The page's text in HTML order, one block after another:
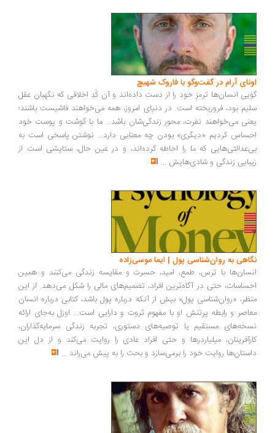
آرام در گفت‌وگو با فاروک شهیچ‭
انسان‌ها ترمزِ خود را از دست داده‌اند و آن کُدِ اخلاقی که نگهبان عقل
بود، فروریخته است. در دنیای امروز، همه می‌خواهند فاشیست باشند؛
می‌خواهند نفرت، محورِ زندگی‌شان باشد... ما با گوشت و پوست خود
کردیم «دیگری» بودن چه معنایی دارد... نوشتن پاسخی است به
که ما را احاطه کرده‌اند، و در عین حال، ستایشی است از
زندگی و شادی‌هایش...
به روان‌شناسی پول | ایما موسی‌زاده
با ترس، طمع، امید، حسرت و مقایسه زندگی می‌کنند و همین
حتی در آگاه‌ترین افراد، تصمیم‌های مالی را شکل می‌دهد. از این
«روان‌شناسی پول» بیش از آنکه درباره پول باشد، کتابی درباره انسان
و رابطه پرتنش او با مفهوم ثروت و دارایی است... اوزل به‌جای ارائه
مستقیم یا توصیه‌های دستوری، تجربه زندگی سرمایه‌گذاران،
میلیاردرها و حتی افراد عادی را روایت می‌کند و از دل این
روایت خود را برمی‌سازد و بحث را به پیش می‌راند ...